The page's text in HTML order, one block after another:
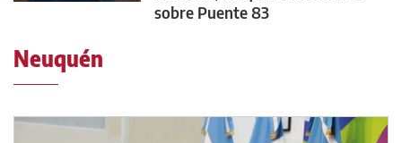
sobre Puente 83
Neuquén